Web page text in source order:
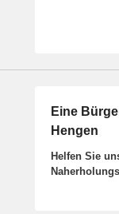
Eine
Hengen
Helfen Sie